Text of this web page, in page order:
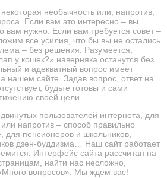
необычность или, напротив,
Если вам это интересно – вы
вам нужно. Если вам требуется совет –
все усилия, что бы вы не остались
– без решения. Разумеется,
у кошек?» наверняка останутся без
и адекватный вопрос имеет
нашем сайте. Задав вопрос, ответ на
будьте готовы и сами
своей цели.
пользователей интернета, для
напротив – способ правильно
для пенсионеров и школьников,
дзен-буддизма… Наш сайт работает
Интерфейс сайта рассчитан на
найти нас несложно,
вопросов». Мы ждем вас!